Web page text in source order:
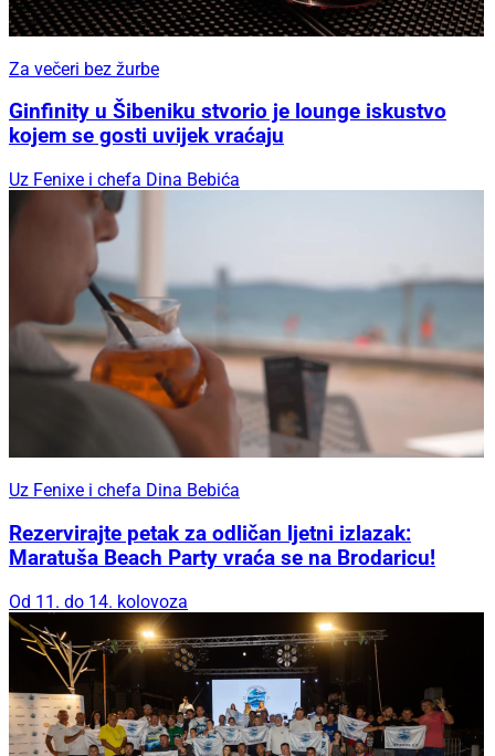
Za večeri bez žurbe
Ginfinity u Šibeniku stvorio je lounge iskustvo
kojem se gosti uvijek vraćaju
Uz Fenixe i chefa Dina Bebića
Uz Fenixe i chefa Dina Bebića
Rezervirajte petak za odličan ljetni izlazak:
Maratuša Beach Party vraća se na Brodaricu!
Od 11. do 14. kolovoza